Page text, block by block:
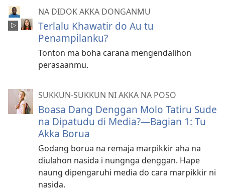
NA DIDOK AKKA DONGANMU
Terlalu Khawatir do Au tu
Penampilanku?
Tonton ma boha carana mengendalihon
perasaanmu.
SUKKUN-SUKKUN NI AKKA NA POSO
Boasa Dang Denggan Molo Tatiru Sude
na Dipatudu di Media?​—Bagian 1: Tu
Akka Borua
Godang borua na remaja marpikkir aha na
diulahon nasida i nungnga denggan. Hape
naung dipengaruhi media do cara marpikkir ni
nasida.